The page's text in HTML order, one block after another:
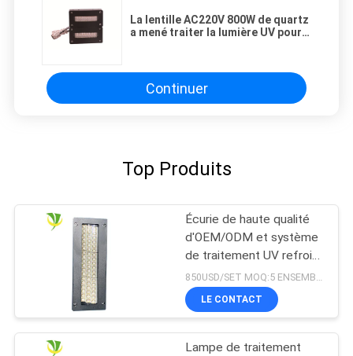
La lentille AC220V 800W de quartz
a mené traiter la lumière UV pour
Continuer
Top Produits
Écurie de haute qualité
d'OEM/ODM et système
de traitement UV refroidi
à l'eau sûr du
refroidissement par l'eau
LED pour la machine
LE CONTACT
Lampe de traitement